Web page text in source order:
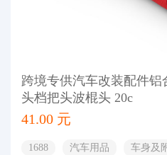
跨境专供汽车改装配件
头档把头波棍头 20c
41.00 元
1688 汽车用品 车身及